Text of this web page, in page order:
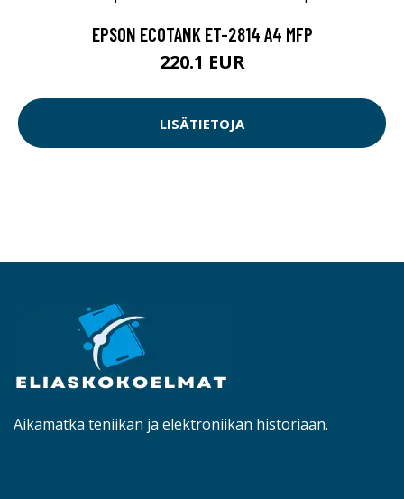
EPSON ECOTANK ET-2814 A4 MFP
220.1 EUR
LISÄTIETOJA
Aikamatka teniikan ja elektroniikan historiaan.